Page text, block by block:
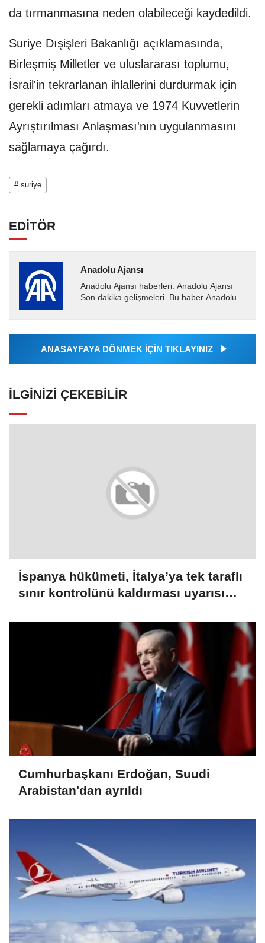
da tırmanmasına neden olabileceği kaydedildi.
Suriye Dışişleri Bakanlığı açıklamasında,
Birleşmiş Milletler ve uluslararası toplumu,
İsrail'in tekrarlanan ihlallerini durdurmak için
gerekli adımları atmaya ve 1974 Kuvvetlerin
Ayrıştırılması Anlaşması'nın uygulanmasını
sağlamaya çağırdı.
# suriye
EDİTÖR
Anadolu Ajansı
Anadolu Ajansı haberleri. Anadolu Ajansı
Son dakika gelişmeleri. Bu haber Anadolu
Ajansı tarafından...
ANASAYFAYA DÖNMEK İÇİN TIKLAYINIZ
İLGINIZI ÇEKEBILIR
İspanya hükümeti, İtalya’ya tek taraflı
sınır kontrolünü kaldırması uyarısı
Cumhurbaşkanı Erdoğan, Suudi
Arabistan'dan ayrıldı